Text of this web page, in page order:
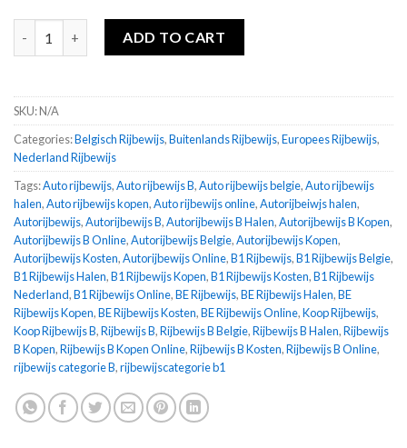
Rijbewijs B Kopen quantity
ADD TO CART
SKU:N/A
Categories:Belgisch Rijbewijs,Buitenlands Rijbewijs,Europees Rijbewijs,
Nederland Rijbewijs
Tags:Auto rijbewijs,Auto rijbewijs B,Auto rijbewijs belgie,Auto rijbewijs
halen,Auto rijbewijs kopen,Auto rijbewijs online,Autorijbeiwjs halen,
Autorijbewijs,Autorijbewijs B,Autorijbewijs B Halen,Autorijbewijs B Kopen,
Autorijbewijs B Online,Autorijbewijs Belgie,Autorijbewijs Kopen,
Autorijbewijs Kosten,Autorijbewijs Online,B1 Rijbewijs,B1 Rijbewijs Belgie,
B1 Rijbewijs Halen,B1 Rijbewijs Kopen,B1 Rijbewijs Kosten,B1 Rijbewijs
Nederland,B1 Rijbewijs Online,BE Rijbewijs,BE Rijbewijs Halen,BE
Rijbewijs Kopen,BE Rijbewijs Kosten,BE Rijbewijs Online,Koop Rijbewijs,
Koop Rijbewijs B,Rijbewijs B,Rijbewijs B Belgie,Rijbewijs B Halen,Rijbewijs
B Kopen,Rijbewijs B Kopen Online,Rijbewijs B Kosten,Rijbewijs B Online,
rijbewijs categorie B,rijbewijscategorie b1